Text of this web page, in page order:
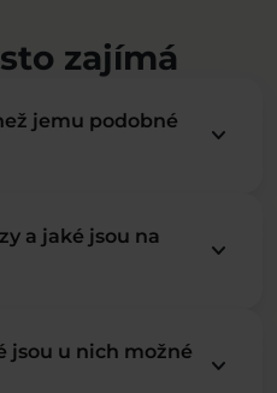
zajímá
jemu podobné
keyboard_arrow_down
a jaké jsou na
keyboard_arrow_down
jsou u nich možné
keyboard_arrow_down